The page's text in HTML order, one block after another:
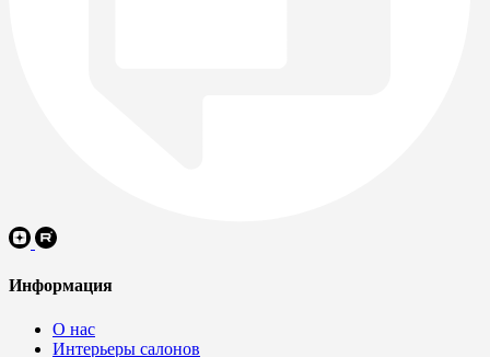
Информация
О нас
Интерьеры салонов